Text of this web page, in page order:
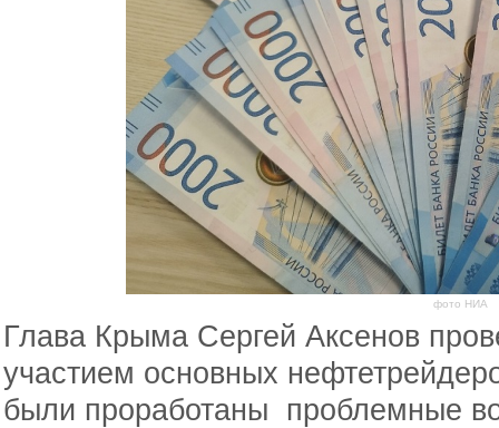
фото НИА
Глава Крыма Сергей Аксенов
участием основных
были проработаны проблемные